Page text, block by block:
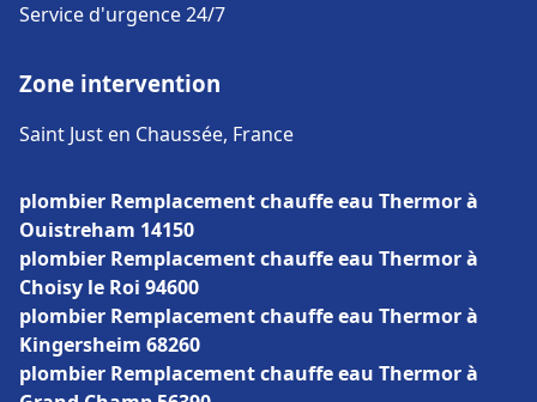
Service d'urgence 24/7
Zone intervention
Saint Just en Chaussée, France
plombier Remplacement chauffe eau Thermor à
Ouistreham 14150
plombier Remplacement chauffe eau Thermor à
Choisy le Roi 94600
plombier Remplacement chauffe eau Thermor à
Kingersheim 68260
plombier Remplacement chauffe eau Thermor à